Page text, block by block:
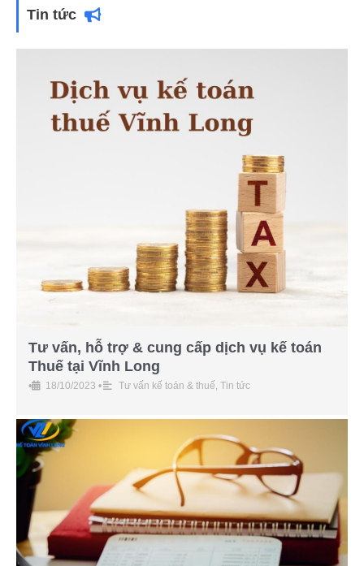
Tin tức
Tư vấn, hỗ trợ & cung cấp dịch vụ kế toán
Thuế tại Vĩnh Long
• 18/10/2023 • Tư vấn kế toán & thuế, Tin tức